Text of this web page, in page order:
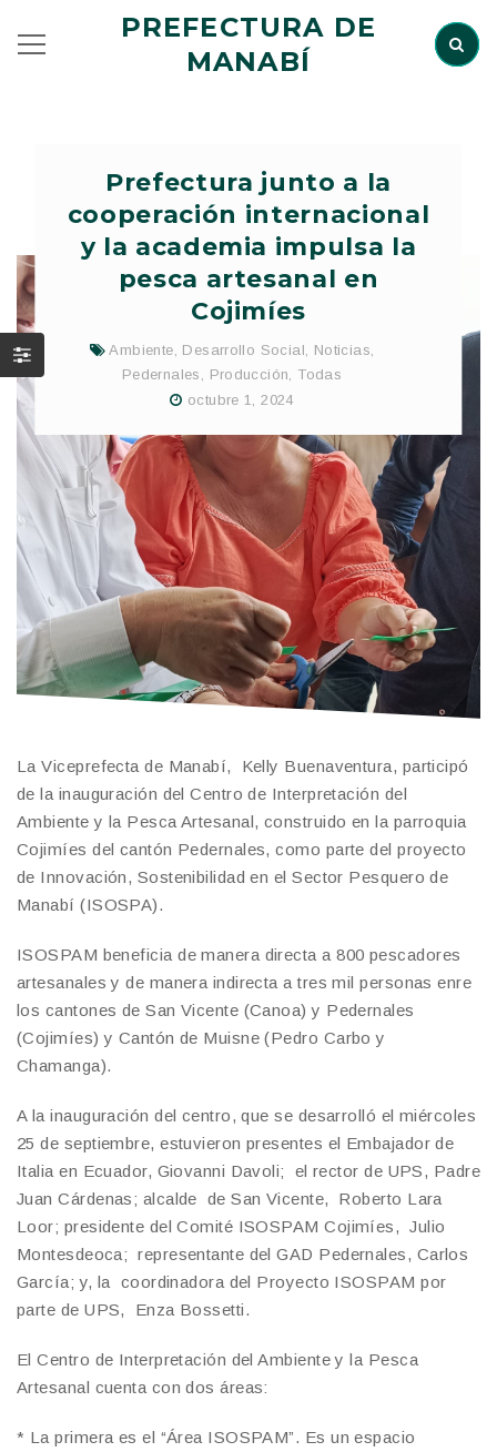
PREFECTURA DE
MANABÍ
Prefectura junto a la
cooperación internacional
y la academia impulsa la
pesca artesanal en
Cojimíes
Ambiente, Desarrollo Social, Noticias,
Pedernales , Producción, Todas
octubre 1, 2024
La Viceprefecta de Manabí, Kelly Buenaventura, participó
de la inauguración del Centro de Interpretación del
Ambiente y la Pesca Artesanal, construido en la parroquia
Cojimíes del cantón Pedernales, como parte del proyecto
de Innovación, Sostenibilidad en el Sector Pesquero de
Manabí (ISOSPA).
ISOSPAM beneficia de manera directa a 800 pescadores
artesanales y de manera indirecta a tres mil personas enre
los cantones de San Vicente (Canoa) y Pedernales
(Cojimíes) y Cantón de Muisne (Pedro Carbo y
Chamanga).
A la inauguración del centro, que se desarrolló el miércoles
25 de septiembre, estuvieron presentes el Embajador de
Italia en Ecuador, Giovanni Davoli; el rector de UPS, Padre
Juan Cárdenas; alcalde de San Vicente, Roberto Lara
Loor; presidente del Comité ISOSPAM Cojimíes, Julio
Montesdeoca; representante del GAD Pedernales, Carlos
García; y, la coordinadora del Proyecto ISOSPAM por
parte de UPS, Enza Bossetti.
El Centro de Interpretación del Ambiente y la Pesca
Artesanal cuenta con dos áreas:
* La primera es el “Área ISOSPAM”. Es un espacio